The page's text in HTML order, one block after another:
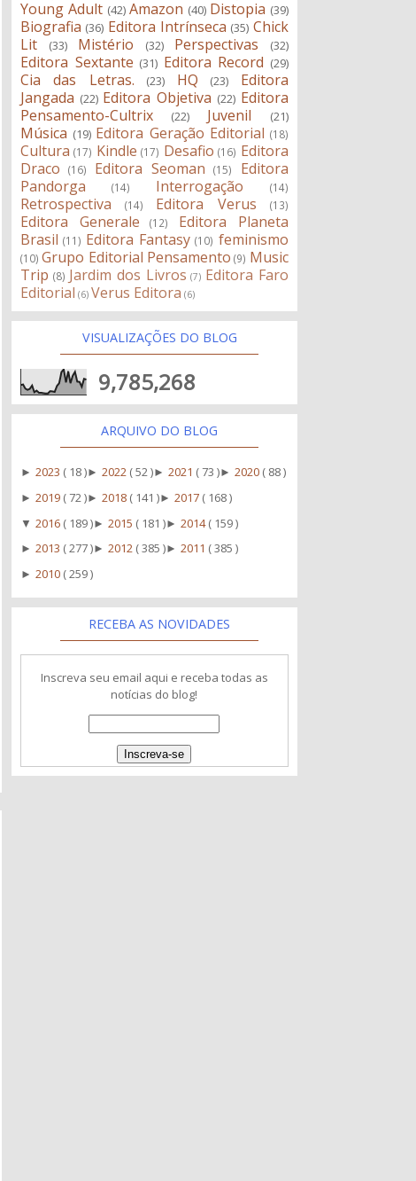
Young Adult (42) Amazon (40) Distopia (39)
Biografia (36) Editora Intrínseca (35) Chick
Lit
(33) Mistério (32) Perspectivas (32)
Editora Sextante (31) Editora Record (29)
Cia das Letras. (23) HQ (23)
Editora
Jangada (22) Editora Objetiva (22) Editora
Pensamento-Cultrix
(22) Juvenil (21)
Música (19) Editora Geração Editorial (18)
Cultura (17) Kindle (17) Desafio (16) Editora
Draco
(16) Editora Seoman (15)
Editora
Pandorga
(14) Interrogação (14)
Retrospectiva (14) Editora Verus (13)
Editora Generale (12)
Editora Planeta
Brasil (11) Editora Fantasy (10) feminismo
(10) Grupo Editorial Pensamento (9) Music
Trip (8) Jardim dos Livros (7) Editora Faro
Editorial (6) Verus Editora (6)
VISUALIZAÇÕES DO BLOG
9,785,268
ARQUIVO DO BLOG
►2023 ( 18 )►2022 ( 52 )►2021 ( 73 )►2020 ( 88 )
►2019 ( 72 )►2018 ( 141 )►2017 ( 168 )
▼2016 ( 189 )►2015 ( 181 )►2014( 159 )
►2013 ( 277 )►2012 ( 385 )►2011 ( 385 )
►2010 ( 259 )
RECEBA AS NOVIDADES
Inscreva seu email aqui e receba todas as
notícias do blog!